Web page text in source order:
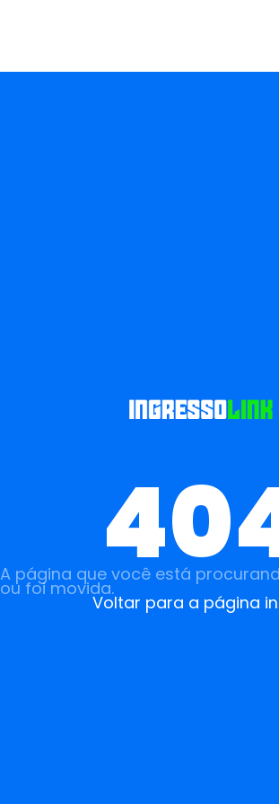
A página que você está
ou foi movida.
Voltar para a página